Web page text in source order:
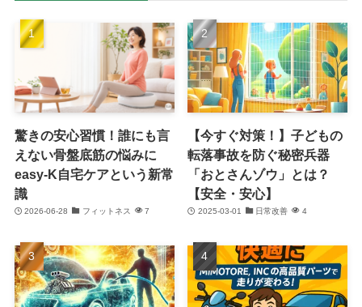
驚きの安心習慣！誰にも言
えない骨盤底筋の悩みに
easy-K自宅ケアという新常
識
2026-06-28 フィットネス 7
【今すぐ対策！】子どもの
転落事故を防ぐ秘密兵器
「おとさんゾウ」とは？
【安全・安心】
2025-03-01 日常改善 4